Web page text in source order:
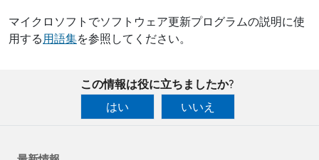
マイクロソフトでソフトウェア更新プログラムの説明に使
用する用語集を参照してください。
この情報は役に立ちましたか?
はい
いいえ